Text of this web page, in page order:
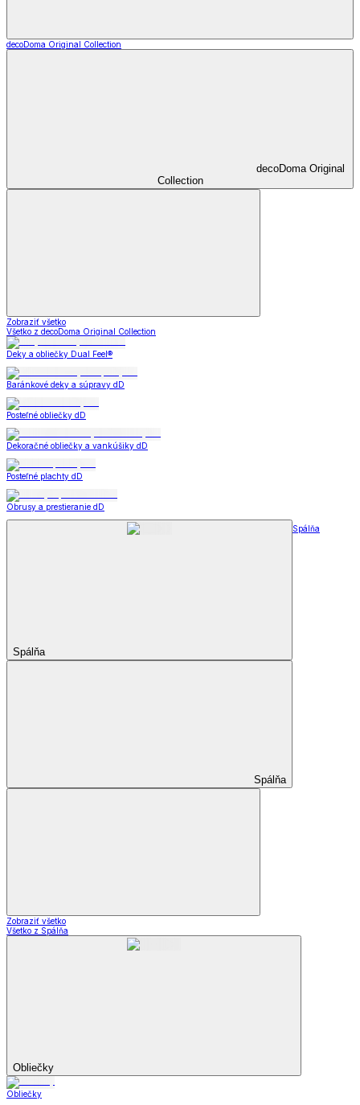
decoDoma Original Collection
decoDoma Original
Collection
Zobraziť všetko
Všetko z decoDoma Original Collection
Deky a obliečky Dual Feel®
Baránkové deky a súpravy dD
Posteľné obliečky dD
Dekoračné obliečky a vankúšiky dD
Posteľné plachty dD
Obrusy a prestieranie dD
Spálňa
Spálňa
Spálňa
Zobraziť všetko
Všetko z Spálňa
Obliečky
Obliečky